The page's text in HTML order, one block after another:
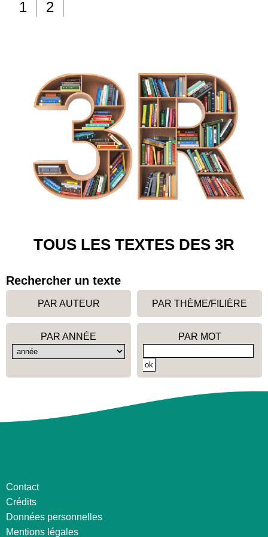
1 2
TOUS LES TEXTES DES 3R
Rechercher un texte
PAR AUTEUR PAR THÈME/FILIÈRE
PAR ANNÉE PAR MOT
Contact
Crédits
Données personnelles
Mentions légales